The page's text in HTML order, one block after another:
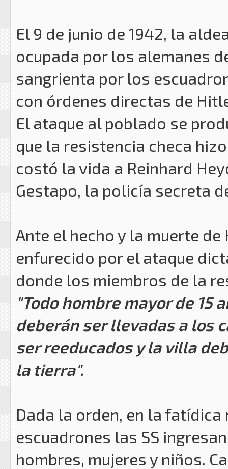
El 9 de junio de 1942, la
ocupada por los alemanes
sangrienta por los
con órdenes directas de
El ataque al poblado se
que la resistencia checa
costó la vida a Reinhard
Gestapo, la policía secreta
Ante el hecho y la muerte
enfurecido por el ataque
donde los miembros de la
"Todo hombre mayor de 15
deberán ser llevadas a los
ser reeducados y la villa
la tierra".
Dada la orden, en la
escuadrones las SS
hombres, mujeres y niños.